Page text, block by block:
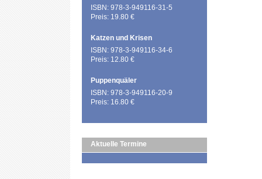
ISBN: 978-3-949116-31-5
Preis: 19.80 €
Katzen und Krisen
ISBN: 978-3-949116-34-6
Preis: 12.80 €
Puppenquäler
ISBN: 978-3-949116-20-9
Preis: 16.80 €
Aktuelle Termine